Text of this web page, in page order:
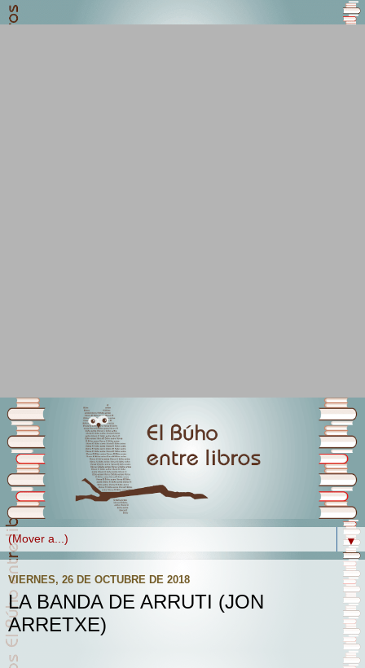
▼
VIERNES, 26 DE OCTUBRE DE 2018
LA BANDA DE ARRUTI (JON
ARRETXE)